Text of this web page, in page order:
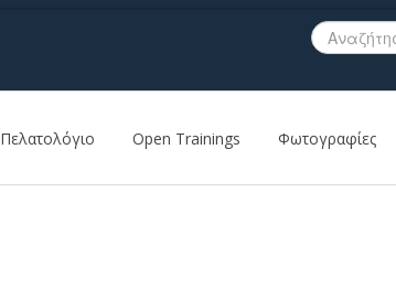
Πελατολόγιο Open Trainings Φωτογραφίες